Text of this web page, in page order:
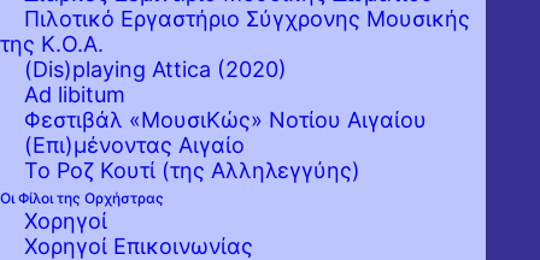
Πιλοτικό Εργαστήριο Σύγχρονης Μουσικής
της Κ.Ο.Α.
(Dis)playing Attica (2020)
Ad libitum
Φεστιβάλ «ΜουσιΚώς» Νοτίου Αιγαίου
(Επι)μένοντας Αιγαίο
Το Ροζ Κουτί (της Αλληλεγγύης)
Οι Φίλοι της Ορχήστρας
Χορηγοί
Χορηγοί Επικοινωνίας